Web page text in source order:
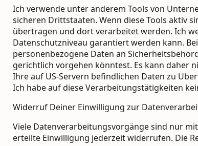
Ich verwende unter anderem Tools von
sicheren Drittstaaten. Wenn diese Tools aktiv
übertragen und dort verarbeitet werden. Ich
Datenschutzniveau garantiert werden kann.
personenbezogene Daten an
gerichtlich vorgehen könntest. Es kann daher
Ihre auf US-Servern befindlichen Daten zu
Ich habe auf diese Verarbeitungstätigkeiten
Widerruf Deiner Einwilligung zur
Viele Datenverarbeitungsvorgänge sind nur
erteilte Einwilligung jederzeit widerrufen. Die